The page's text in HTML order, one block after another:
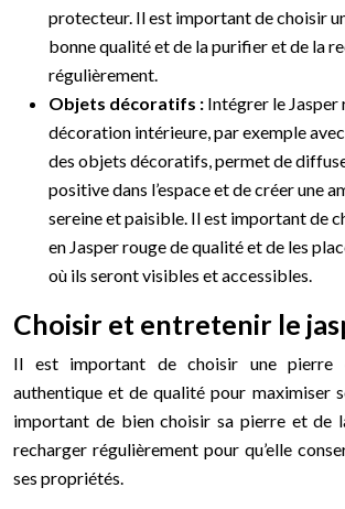
protecteur. Il est important de choisir
bonne qualité et de la purifier et de la
régulièrement.
Objets décoratifs : Intégrer le Jasper
décoration intérieure, par exemple
des objets décoratifs, permet de
positive dans l’espace et de créer une
sereine et paisible. Il est important de
en Jasper rouge de qualité et de les
où ils seront visibles et accessibles.
Choisir et entretenir le
Il est important de choisir une pierre
authentique et de qualité pour maximiser
important de bien choisir sa pierre et de
recharger régulièrement pour qu’elle
ses propriétés.